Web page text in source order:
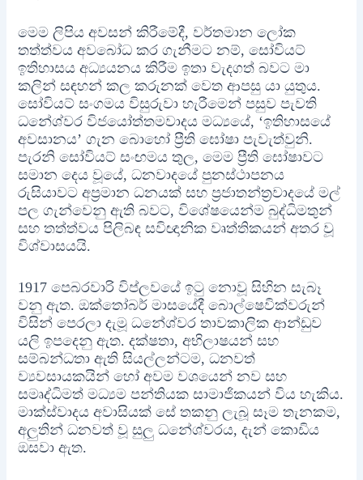
මෙම ලිපිය අවසන් කිරීමේදී, වර්තමාන ලෝක
තත්ත්වය අවබෝධ කර ගැනීමට නම්, සෝවියට්
ඉතිහාසය අධ්‍යයනය කිරීම ඉතා වැදගත් බවට මා
කලින් සඳහන් කල කරුනක් වෙත ආපසු යා යුතුය.
සෝවියට් සංගමය විසුරුවා හැරීමෙන් පසුව පැවති
ධනේශ්වර විජයෝත්තමවාදය මධ්‍යයේ, ‘ඉතිහාසයේ
අවසානය’ ගැන බොහෝ ප්‍රීති ඝෝෂා පැවැත්වුනි.
පැරනි සෝවියට් සංඟමය තුල, මෙම ප්‍රීති ඝෝෂාවට
සමාන දෙය වූයේ, ධනවාදයේ පුනස්ථාපනය
රුසියාවට අප්‍රමාන ධනයක් සහ ප්‍රජාතන්ත්‍රවාදයේ මල්
පල ගැන්වෙනු ඇති බවට, විශේෂයෙන්ම බුද්ධිමතුන්
සහ තත්ත්‍වය පිලිබඳ සවිඥානික වෘත්තිකයන් අතර වූ
විශ්වාසයයි.
1917 පෙබරවාරි විප්ලවයේ ඉටු නොවූ සිහින සැබෑ
වනු ඇත. ඔක්තෝබර් මාසයේදී බොල්ෂෙවික්වරුන්
විසින් පෙරලා දැමූ ධනේශ්වර තාවකාලික ආන්ඩුව
යලි ඉපදෙනු ඇත. දක්ෂතා, අභිලාෂයන් සහ
සම්බන්ධතා ඇති සියල්ලන්ටම, ධනවත්
ව්‍යවසායකයින් හෝ අවම වශයෙන් නව සහ
සමෘද්ධිමත් මධ්‍යම පන්තියක සාමාජිකයන් විය හැකිය.
මාක්ස්වාදය අවාසියක් සේ තකනු ලැබූ සෑම තැනකම,
අලුතින් ධනවත් වූ සුලු ධනේශ්වරය, දැන් කොඩිය
ඔසවා ඇත.